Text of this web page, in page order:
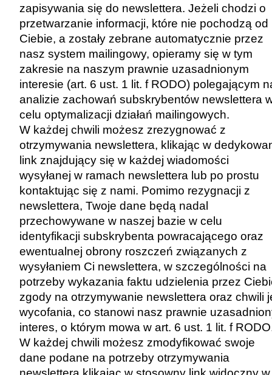
zapisywania się do newslettera. Jeżeli chodzi o
przetwarzanie informacji, które nie pochodzą od
Ciebie, a zostały zebrane automatycznie przez
nasz system mailingowy, opieramy się w tym
zakresie na naszym prawnie uzasadnionym
interesie (art. 6 ust. 1 lit. f RODO) polegającym
analizie zachowań subskrybentów newslettera
celu optymalizacji działań mailingowych.
W każdej chwili możesz zrezygnować z
otrzymywania newslettera, klikając w
link znajdujący się w każdej wiadomości
wysyłanej w ramach newslettera lub po prostu
kontaktując się z nami. Pomimo rezygnacji z
newslettera, Twoje dane będą nadal
przechowywane w naszej bazie w celu
identyfikacji subskrybenta powracającego oraz
ewentualnej obrony roszczeń związanych z
wysyłaniem Ci newslettera, w szczególności na
potrzeby wykazania faktu udzielenia przez
zgody na otrzymywanie newslettera oraz chwili
wycofania, co stanowi nasz prawnie
interes, o którym mowa w art. 6 ust. 1 lit. f
W każdej chwili możesz zmodyfikować swoje
dane podane na potrzeby otrzymywania